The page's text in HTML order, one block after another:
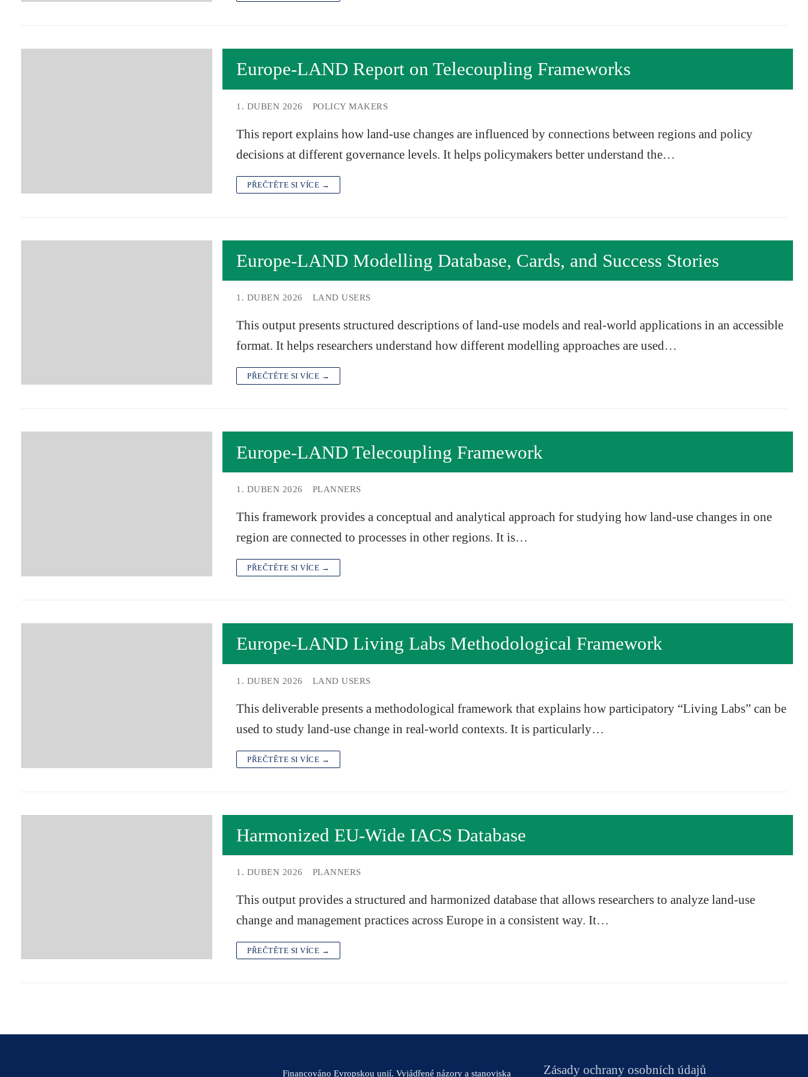
Europe-LAND Report on Telecoupling Frameworks
1. DUBEN 2026 POLICY MAKERS
This report explains how land-use changes are influenced by connections between regions and policy
decisions at different governance levels. It helps policymakers better understand the…
PŘEČTĚTE SI VÍCE →
Europe-LAND Modelling Database, Cards, and Success Stories
1. DUBEN 2026 LAND USERS
This output presents structured descriptions of land-use models and real-world applications in an accessible
format. It helps researchers understand how different modelling approaches are used…
PŘEČTĚTE SI VÍCE →
Europe-LAND Telecoupling Framework
1. DUBEN 2026 PLANNERS
This framework provides a conceptual and analytical approach for studying how land-use changes in one
region are connected to processes in other regions. It is…
PŘEČTĚTE SI VÍCE →
Europe-LAND Living Labs Methodological Framework
1. DUBEN 2026 LAND USERS
This deliverable presents a methodological framework that explains how participatory “Living Labs” can be
used to study land-use change in real-world contexts. It is particularly…
PŘEČTĚTE SI VÍCE →
Harmonized EU-Wide IACS Database
1. DUBEN 2026 PLANNERS
This output provides a structured and harmonized database that allows researchers to analyze land-use
change and management practices across Europe in a consistent way. It…
PŘEČTĚTE SI VÍCE →
Financováno Evropskou unií. Vyjádřené názory a stanoviska Zásady ochrany osobních údajů